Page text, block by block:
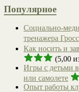
Популярное
Социально-
тренажера
Как носить и
(5,00
Игры с детьми
или самолете
Опыт работы